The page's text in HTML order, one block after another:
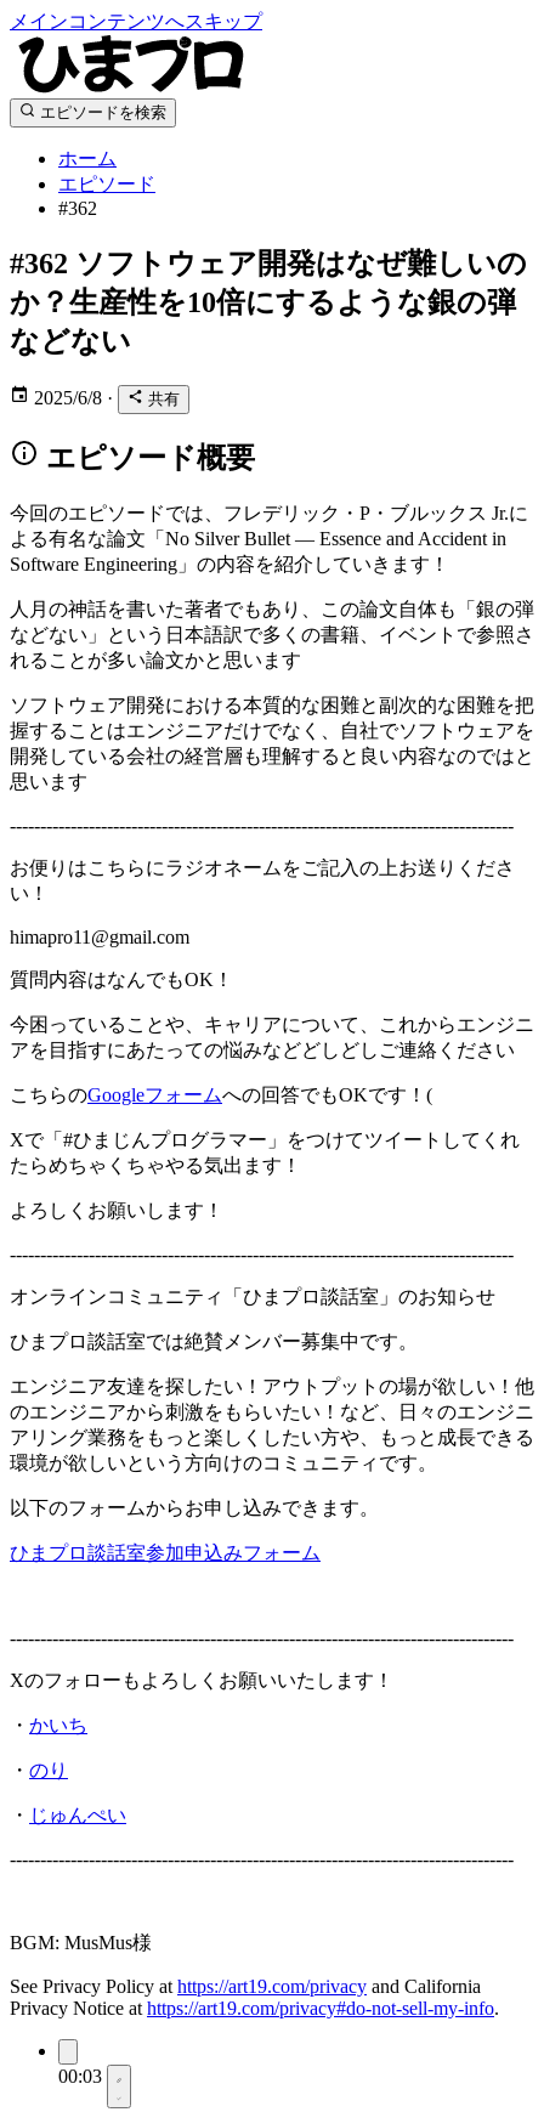
メインコンテンツへスキップ
エピソードを検索
ホーム
エピソード
#362
#362 ソフトウェア開発はなぜ難しいの
か？生産性を10倍にするような銀の弾
などない
2025/6/8 · 共有
エピソード概要
今回のエピソードでは、フレデリック・P・ブルックス Jr.に
よる有名な論文「No Silver Bullet — Essence and Accident in
Software Engineering」の内容を紹介していきます！
人月の神話を書いた著者でもあり、この論文自体も「銀の弾
などない」という日本語訳で多くの書籍、イベントで参照さ
れることが多い論文かと思います
ソフトウェア開発における本質的な困難と副次的な困難を把
握することはエンジニアだけでなく、自社でソフトウェアを
開発している会社の経営層も理解すると良い内容なのではと
思います
-----------------------------------------------------------------------------------
お便りはこちらにラジオネームをご記入の上お送りくださ
い！
himapro11@gmail.com
質問内容はなんでもOK！
今困っていることや、キャリアについて、これからエンジニ
アを目指すにあたっての悩みなどどしどしご連絡ください
こちらのGoogleフォームへの回答でもOKです！(
Xで「#ひまじんプログラマー」をつけてツイートしてくれ
たらめちゃくちゃやる気出ます！
よろしくお願いします！
-----------------------------------------------------------------------------------
オンラインコミュニティ「ひまプロ談話室」のお知らせ
ひまプロ談話室では絶賛メンバー募集中です。
エンジニア友達を探したい！アウトプットの場が欲しい！他
のエンジニアから刺激をもらいたい！など、日々のエンジニ
アリング業務をもっと楽しくしたい方や、もっと成長できる
環境が欲しいという方向けのコミュニティです。
以下のフォームからお申し込みできます。
ひまプロ談話室参加申込みフォーム
-----------------------------------------------------------------------------------
Xのフォローもよろしくお願いいたします！
・ かいち
・ のり
・ じゅんぺい
-----------------------------------------------------------------------------------
BGM: MusMus様
See Privacy Policy at https://art19.com/privacy and California
Privacy Notice at https://art19.com/privacy#do-not-sell-my-info.
00:03